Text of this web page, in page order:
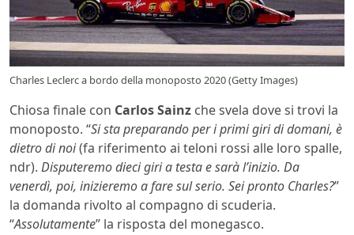
Charles Leclerc a bordo della monoposto 2020 (Getty Images)
Chiosa finale con Carlos Sainz che svela dove si trovi la
monoposto. “Si sta preparando per i primi giri di domani, è
dietro di noi(fa riferimento ai teloni rossi alle loro spalle,
ndr). Disputeremo dieci giri a testa e sarà l’inizio. Da
venerdì, poi, inizieremo a fare sul serio. Sei pronto Charles?”
la domanda rivolto al compagno di scuderia.
“Assolutamente” la risposta del monegasco.